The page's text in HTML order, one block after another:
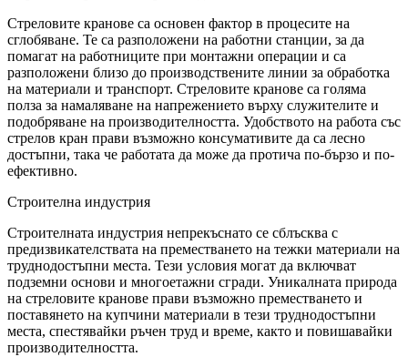
Стреловите кранове са основен фактор в процесите на
сглобяване. Те са разположени на работни станции, за да
помагат на работниците при монтажни операции и са
разположени близо до производствените линии за обработка
на материали и транспорт. Стреловите кранове са голяма
полза за намаляване на напрежението върху служителите и
подобряване на производителността. Удобството на работа със
стрелов кран прави възможно консумативите да са лесно
достъпни, така че работата да може да протича по-бързо и по-
ефективно.
Строителна индустрия
Строителната индустрия непрекъснато се сблъсква с
предизвикателствата на преместването на тежки материали на
труднодостъпни места. Тези условия могат да включват
подземни основи и многоетажни сгради. Уникалната природа
на стреловите кранове прави възможно преместването и
поставянето на купчини материали в тези труднодостъпни
места, спестявайки ръчен труд и време, както и повишавайки
производителността.